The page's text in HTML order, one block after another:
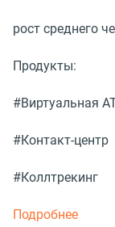
рост среднего
Продукты:
#Виртуальная
#Контакт-центр
#Коллтрекинг
Подробнее